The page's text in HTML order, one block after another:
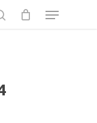
Menu